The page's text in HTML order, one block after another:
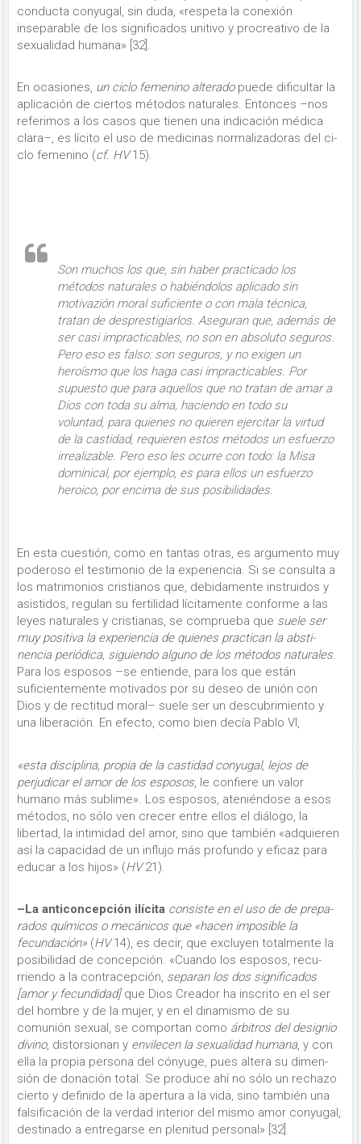
conducta conyugal, sin duda, «respeta la co­nexión
inseparable de los significados unitivo y procreativo de la
sexualidad humana» [32].
En ocasiones, un ciclo feme­nino alte­radopuede dificultar la
aplica­ción de ciertos métodos naturales. En­tonces –nos
referimos a los casos que tienen una indicación médica
clara–, es lícito el uso de medicinas normalizado­ras del ci­
clo femenino (cf. HV15).
Son muchos los que, sin haber practicado los
métodos naturales o habiéndolos aplicado sin
motivazión moral suficiente o con mala técnica,
tratan de desprestigiarlos. Aseguran que, además de
ser casi impracticables, no son en absoluto seguros.
Pero eso es falso: son seguros, y no exigen un
heroísmo que los haga casi impracticables. Por
supuesto que para aquellos que no tratan de amar a
Dios con toda su alma, haciendo en todo su
voluntad, para quienes no quieren ejercitar la virtud
de la castidad, requieren estos métodos un esfuerzo
irrealizable. Pero eso les ocurre con todo: la Misa
dominical, por ejemplo, es para ellos un esfuerzo
heroico, por encima de sus posibilidades.
En esta cuestión, como en tantas otras, es argumento muy
poderoso el testimonio de la experiencia. Si se consulta a
los matrimonios cristianos que, debidamente instruidos y
asistidos, regulan su fertilidad lícitamente conforme a las
leyes naturales y cristianas, se comprueba que suele ser
muy positiva la expe­riencia de quienes practi­can la absti­
nencia periódica, siguiendo alguno de los métodos naturales.
Para los esposos –se entiende, para los que están
suficientemente motivados por su deseo de unión con
Dios y de rectitud moral– suele ser un descubrimiento y
una liberación. En efecto, como bien decía Pablo VI,
«esta disci­plina, propia de la castidad conyu­gal, lejos de
perjudicar el amor de los espo­sos, le confiere un valor
humano más su­blime». Los esposos, ateniéndose a esos
métodos, no sólo ven crecer entre ellos el diálogo, la
libertad, la intimi­dad del amor, sino que también «adquieren
así la capacidad de un in­flujo más profundo y eficaz para
educar a los hijos» (HV21).
–La anticoncepción ilícita consis­te en el uso de de prepa­
rados químicos o mecánicos que «hacen imposible la
fecundación» (HV14), es decir, que excluyen totalmente la
posibilidad de concepción. «Cuando los esposos, recu­
rriendo a la contracepción, separan los dos significados
[amor y fecundidad]que Dios Creador ha inscrito en el ser
del hombre y de la mujer, y en el dina­mismo de su
comunión sexual, se com­portan como árbitros del designio
di­vino, distorsionan y envilecen la sexua­lidad humana, y con
ella la propia per­sona del cónyuge, pues altera su dimen­
sión de donación total. Se produce ahí no sólo un rechazo
cierto y definido de la apertura a la vida, sino también una
falsificación de la verdad interior del mismo amor conyugal,
destinado a en­tregarse en plenitud personal» [32].